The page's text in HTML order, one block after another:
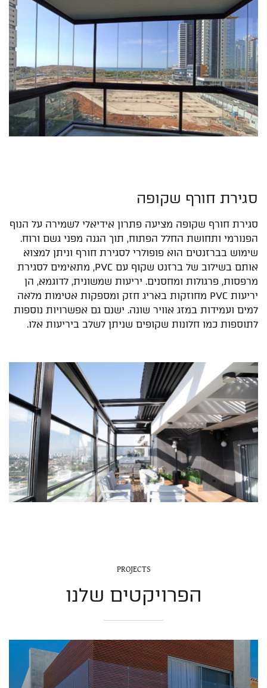
סגירת חורף שקופה
סגירת חורף שקופה מציעה פתרון אידיאלי לשמירה על הנוף
הפנורמי ותחושת החלל הפתוח, תוך הגנה מפני גשם ורוח.
שימוש בברזנטים הוא פופולרי לסגירת חורף וניתן למצוא
אותם בשילוב של ברזנט שקוף עם PVC, מתאימים לסגירת
מרפסות, פרגולות ומחסנים. יריעות שמשונית, לדוגמא, הן
יריעות PVC מחוזקות באריג חזק ומספקות אטימות מלאה
למים ועמידות במזג אוויר שונה. ישנם גם אפשרויות נוספות
לתוספות כמו חלונות שקופים שניתן לשלב ביריעות אלו.
PROJECTS
הפרויקטים שלנו